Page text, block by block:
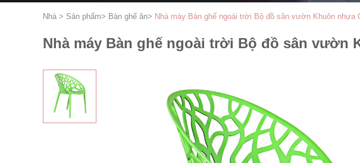
Nhà > Sản phẩm> Bàn ghế ăn> Nhà máy Bàn ghế ngoài trời Bộ đồ sân vườn Khuôn nhựa
Nhà máy Bàn ghế ngoài trời Bộ đồ sân vườn